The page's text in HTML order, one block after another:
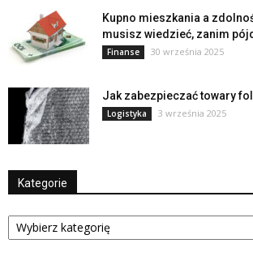
Kupno mieszkania a
musisz wiedzieć, zanim
Finanse 30 września 2025
Jak zabezpieczać towary
Logistyka 3 września 2025
Kategorie
Kategorie